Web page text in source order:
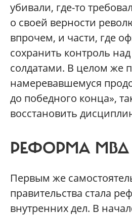
убивали, где-то
о своей верности
впрочем, и части, где
сохранить контроль
солдатами. В целом же
намеревавшемуся
до победного конца»,
восстановить
РЕФОРМА МВД
Первым же
правительства стала
внутренних дел. В